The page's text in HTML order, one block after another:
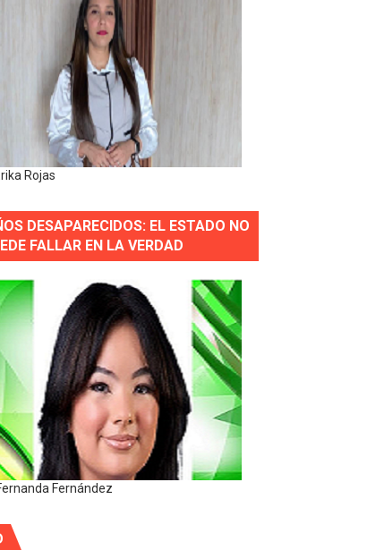
Rojas
DESAPARECIDOS: EL ESTADO NO
FALLAR EN LA VERDAD
Fernández